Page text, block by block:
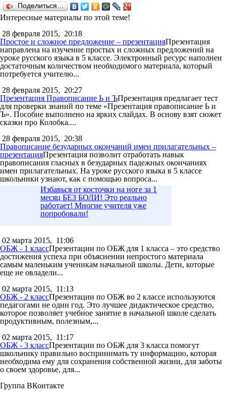
Поделиться…
Интересные материалы по этой теме!
28 февраля 2015, 20:18
Простое и сложное предложение – презентацияПрезентация
направлена на изучение простых и сложных предложений на
уроке русского языка в 5 классе. Электронный ресурс наполнен
достаточным количеством необходимого материала, который
потребуется учителю...
28 февраля 2015, 20:27
Презентация Правописание Ь и ЪПрезентация предлагает тест
для проверки знаний по теме «Презентация правописание Ь и
Ъ». Пособие выполнено на ярких слайдах. В основу взят сюжет
сказки про Колобка....
28 февраля 2015, 20:38
Правописание безударных окончаний имен прилагательных –
презентацияПрезентация позволит отработать навык
правописания гласных в безударных падежных окончаниях
имен прилагательных. На уроке русского языка в 5 классе
школьники узнают, как с помощью вопроса...
Избавься от косточки на ноге за 1
месяц БЕЗ БОЛИ! Это реально
работает! Многие учителя уже
попробовали!
02 марта 2015, 11:06
ОБЖ - 1 классПрезентации по ОБЖ для 1 класса – это средство
достижения успеха при объяснении непростого материала
самым маленьким ученикам начальной школы. Дети, которые
еще не овладели...
02 марта 2015, 11:13
ОБЖ - 2 классПрезентации по ОБЖ во 2 классе используются
педагогами не один год. Это лучшее дидактическое средство,
которое позволяет учебное занятие в начальной школе сделать
продуктивным, полезным,...
02 марта 2015, 11:17
ОБЖ - 3 классПрезентации по ОБЖ для 3 класса помогут
школьнику правильно воспринимать ту информацию, которая
необходима ему для сохранения собственной жизни, для заботы
о своем здоровье, для...
Группа ВКонтакте